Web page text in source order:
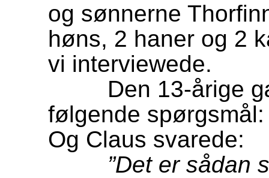
og sønnerne
høns, 2 haner og 2
vi interviewede.
Den 13-årige
følgende spørgsmål:
Og Claus svarede:
”Det er sådan